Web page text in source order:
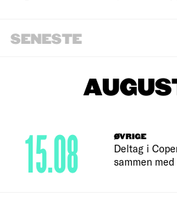
SENESTE
ØVRIGE
Deltag i
sammen
15.08